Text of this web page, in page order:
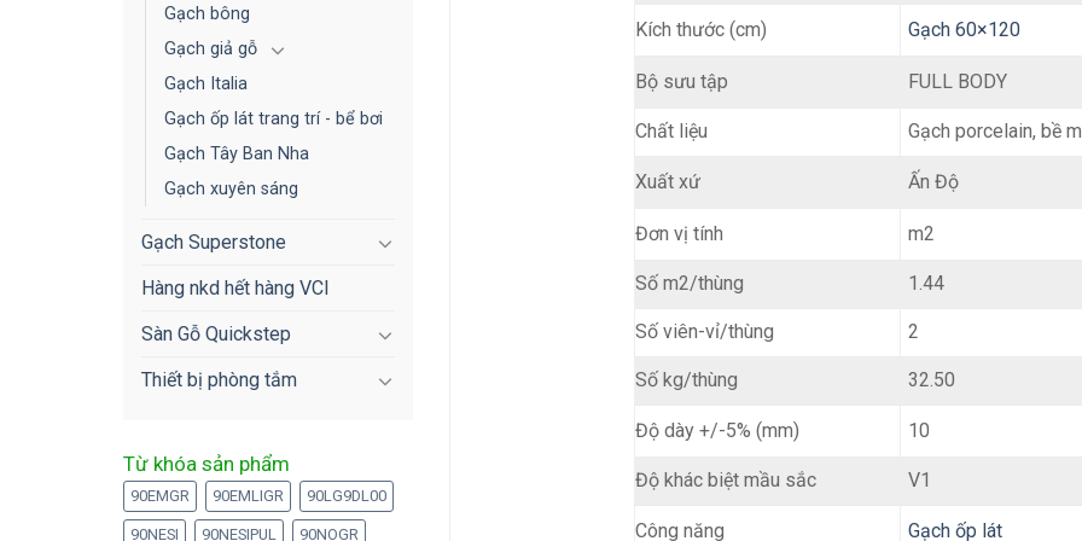
Gạch bông
Gạch giả gỗ
Gạch Italia
Gạch ốp lát trang trí - bể bơi
Gạch Tây Ban Nha
Gạch xuyên sáng
Gạch Superstone
Hàng nkd hết hàng VCI
Sàn Gỗ Quickstep
Thiết bị phòng tắm
Từ khóa sản phẩm
90EMGR 90EMLIGR 90LG9DL00
90NESI 90NESIPUL 90NOGR
Kích thước (cm) Gạch 60×120
Bộ sưu tập FULL BODY
Chất liệu Gạch porcelain, bề
Xuất xứ Ấn Độ
Đơn vị tính m2
Số m2/thùng 1.44
Số viên-vỉ/thùng 2
Số kg/thùng 32.50
Độ dày +/-5% (mm) 10
Độ khác biệt mầu sắc V1
Công năng Gạch ốp lát